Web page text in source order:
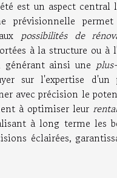
est un aspect central
prévisionnelle
possibilités de
à la structure ou à
ainsi une
sur l'expertise d'un
avec précision le
à optimiser leur
à long terme les
éclairées,